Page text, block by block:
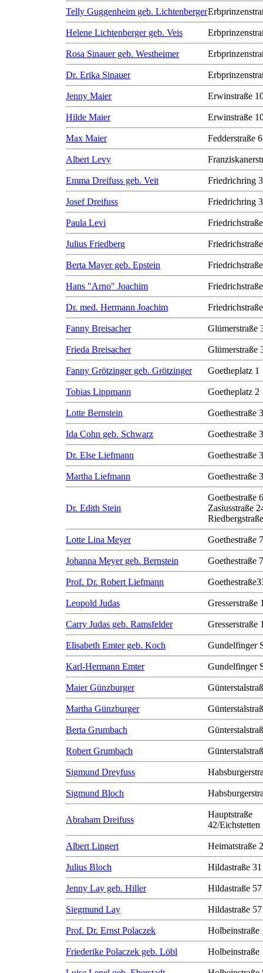
Telly Guggenheim geb. Lichtenberger
Helene Lichtenberger geb. Veis
Rosa Sinauer geb. Westheimer
Dr. Erika Sinauer
Jenny Maier Erwinstraße
Hilde Maier Erwinstraße
Max Maier Fedderstraße 6
Albert Levy
Emma Dreifuss geb. Veit Friedrichring
Josef Dreifuss Friedrichring
Paula Levi
Julius Friedberg
Berta Mayer geb. Epstein
Hans "Arno" Joachim
Dr. med. Hermann Joachim
Fanny Breisacher Glümerstraße
Frieda Breisacher Glümerstraße
Fanny Grötzinger geb. Grötzinger Goetheplatz 1
Tobias Lippmann Goetheplatz 2
Lotte Bernstein Goethestraße 3
Ida Cohn geb. Schwarz Goethestraße 3
Dr. Else Liefmann Goethestraße
Martha Liefmann Goethestraße
Dr. Edith Stein
Goethestraße
Zasiusstraße
Lotte Lina Meyer Goethestraße
Johanna Meyer geb. Bernstein Goethestraße
Prof. Dr. Robert Liefmann
Leopold Judas Gresserstraße
Carry Judas geb. Ramsfelder Gresserstraße
Elisabeth Emter geb. Koch Gundelfinger
Karl-Hermann Emter Gundelfinger
Maier Günzburger
Martha Günzburger
Berta Grumbach
Robert Grumbach
Sigmund Dreyfuss
Sigmund Bloch
Abraham Dreifuss
Hauptstraße
42/Eichstetten
Albert Lingert Heimatstraße 2
Julius Bloch Hildastraße 31
Jenny Lay geb. Hiller Hildastraße 57
Siegmund Lay Hildastraße 57
Prof. Dr. Ernst Polaczek Holbeinstraße
Friederike Polaczek geb. Löbl Holbeinstraße